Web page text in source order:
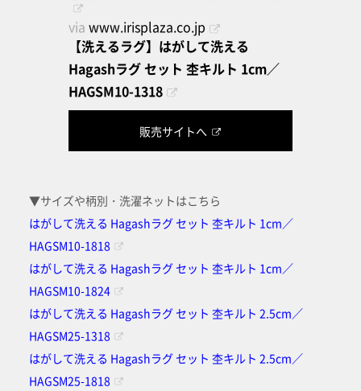
via www.irisplaza.co.jp
【洗えるラグ】はがして洗える
Hagashラグ セット 杢キルト 1cm／
HAGSM10-1318
販売サイトへ
▼サイズや柄別・洗濯ネットはこちら
はがして洗える Hagashラグ セット 杢キルト 1cm／
HAGSM10-1818
はがして洗える Hagashラグ セット 杢キルト 1cm／
HAGSM10-1824
はがして洗える Hagashラグ セット 杢キルト 2.5cm／
HAGSM25-1318
はがして洗える Hagashラグ セット 杢キルト 2.5cm／
HAGSM25-1818